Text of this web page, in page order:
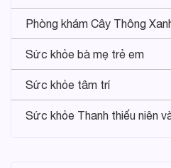
Phòng khám Cây Thông
Sức khỏe bà mẹ trẻ em
Sức khỏe tâm trí
Sức khỏe Thanh thiếu niên